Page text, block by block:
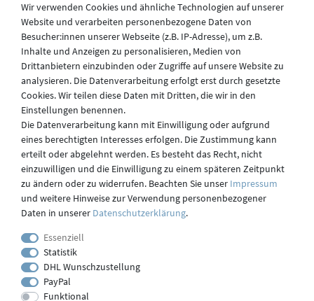
Widerruf
Datenschutz
Versand
Kontakt
Impressum
Wir verwenden Cookies und ähnliche Technologien auf unserer
Website und verarbeiten personenbezogene Daten von
Besucher:innen unserer Webseite (z.B. IP-Adresse), um z.B.
Inhalte und Anzeigen zu personalisieren, Medien von
Drittanbietern einzubinden oder Zugriffe auf unsere Website zu
analysieren. Die Datenverarbeitung erfolgt erst durch gesetzte
Cookies. Wir teilen diese Daten mit Dritten, die wir in den
Einstellungen benennen.
Die Datenverarbeitung kann mit Einwilligung oder aufgrund
eines berechtigten Interesses erfolgen. Die Zustimmung kann
erteilt oder abgelehnt werden. Es besteht das Recht, nicht
einzuwilligen und die Einwilligung zu einem späteren Zeitpunkt
zu ändern oder zu widerrufen. Beachten Sie unser Impressum
und weitere Hinweise zur Verwendung personenbezogener
Daten in unserer Daten­schutz­erklärung.
Essenziell
Statistik
DHL Wunschzustellung
PayPal
Funktional